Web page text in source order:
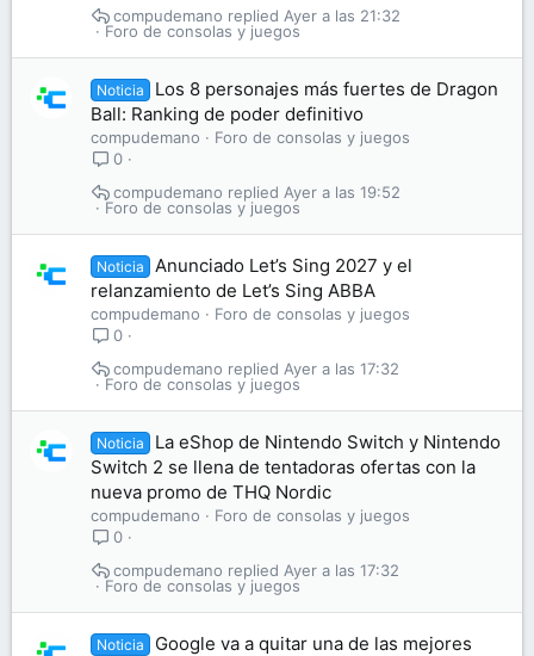
Foro de consolas y juegos
Ayer a las 21:32
compudemano
Noticia
Los 8 personajes más fuertes de Dragon
Ball: Ranking de poder definitivo
compudemano
Foro de consolas y juegos
0
Foro de consolas y juegos
Ayer a las 19:52
compudemano
Noticia
Anunciado Let’s Sing 2027 y el
relanzamiento de Let’s Sing ABBA
compudemano
Foro de consolas y juegos
0
Foro de consolas y juegos
Ayer a las 17:32
compudemano
Noticia
La eShop de Nintendo Switch y Nintendo
Switch 2 se llena de tentadoras ofertas con la
nueva promo de THQ Nordic
compudemano
Foro de consolas y juegos
0
Foro de consolas y juegos
Ayer a las 17:32
compudemano
Noticia
Google va a quitar una de las mejores